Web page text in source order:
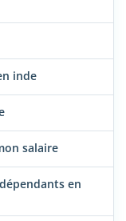
inde
salaire
en